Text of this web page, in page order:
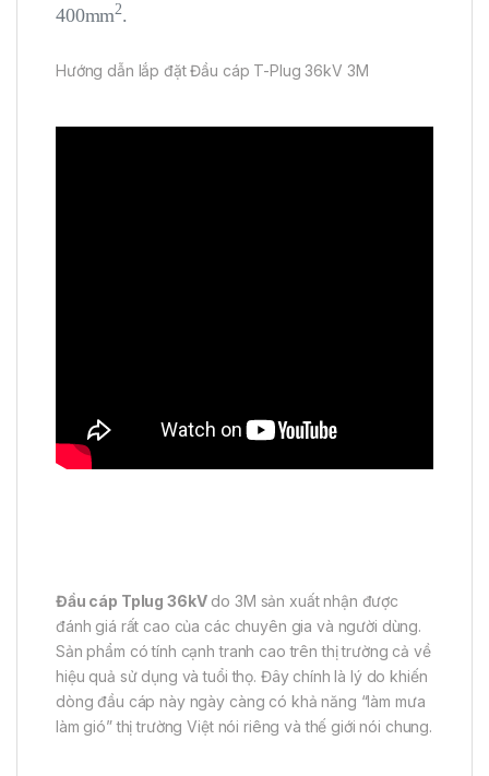
400mm2.
Hướng dẫn lắp đặt Đầu cáp T-Plug 36kV 3M
Đầu cáp Tplug 36kVdo 3M sản xuất nhận được
đánh giá rất cao của các chuyên gia và người dùng.
Sản phẩm có tính cạnh tranh cao trên thị trường cả về
hiệu quả sử dụng và tuổi thọ. Đây chính là lý do khiến
dòng đầu cáp này ngày càng có khả năng “làm mưa
làm gió” thị trường Việt nói riêng và thế giới nói chung.